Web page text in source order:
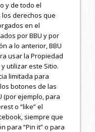
y de todo el
los derechos que
en el
por BBU y por
a lo anterior, BBU
usar la Propiedad
utilizar este Sitio.
limitada para
botones de las
(por ejemplo, para
o “like” el
siempre que
para “Pin it” o para